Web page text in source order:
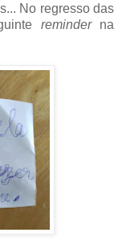
No regresso das
reminderna